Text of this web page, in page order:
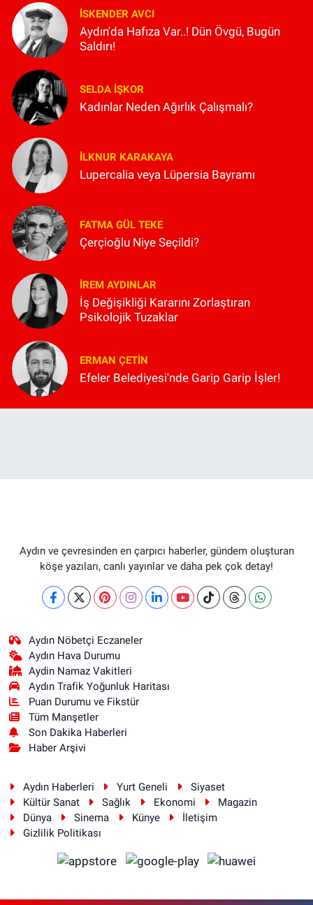
İSKENDER AVCI
Aydın'da Hafıza Var..! Dün Övgü, Bugün
Saldırı!
SELDA İŞKOR
Kadınlar Neden Ağırlık Çalışmalı?
İLKNUR KARAKAYA
Lupercalia veya Lüpersia Bayramı
FATMA GÜL TEKE
Çerçioğlu Niye Seçildi?
İREM AYDINLAR
İş Değişikliği Kararını Zorlaştıran
Psikolojik Tuzaklar
ERMAN ÇETIN
Efeler Belediyesi'nde Garip Garip İşler!
Aydın ve çevresinden en çarpıcı haberler, gündem oluşturan
köşe yazıları, canlı yayınlar ve daha pek çok detay!
Aydın Nöbetçi Eczaneler
Aydın Hava Durumu
Aydin Namaz Vakitleri
Aydın Trafik Yoğunluk Haritası
Puan Durumu ve Fikstür
Tüm Manşetler
Son Dakika Haberleri
Haber Arşivi
Aydın Haberleri Yurt Geneli
Siyaset
Kültür Sanat
Sağlık Ekonomi
Magazin
Dünya
Sinema Künye
İletişim
Gizlilik Politikası